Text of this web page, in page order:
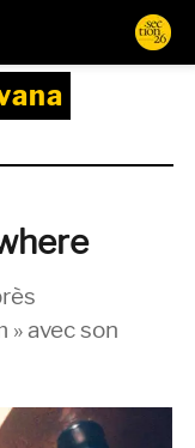
» avec son